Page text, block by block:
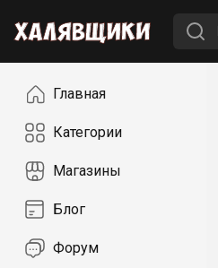
НавигацияГлавная
Категории
Магазины
Блог
Форум